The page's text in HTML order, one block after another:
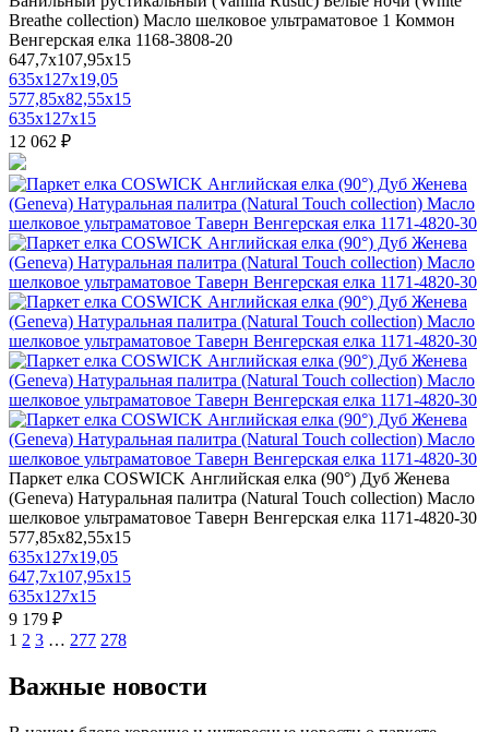
Breathe collection) Масло шелковое ультраматовое 1 Коммон
Венгерская елка 1168-3808-20
647,7x107,95x15
635x127x19,05
577,85x82,55x15
635x127x15
12 062 ₽
Паркет елка COSWICK Английская елка (90°) Дуб Женева
(Geneva) Натуральная палитра (Natural Touch collection) Масло
шелковое ультраматовое Таверн Венгерская елка 1171-4820-30
577,85x82,55x15
635x127x19,05
647,7x107,95x15
635x127x15
9 179 ₽
1 2 3 … 277 278
Важные новости